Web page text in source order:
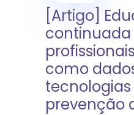
[Artigo]
como
prevenção